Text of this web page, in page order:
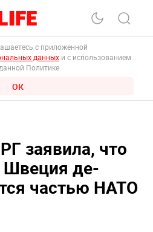
с приложенной
данных и с использованием
Политике.
ОК
заявила, что
де-
частью НАТО